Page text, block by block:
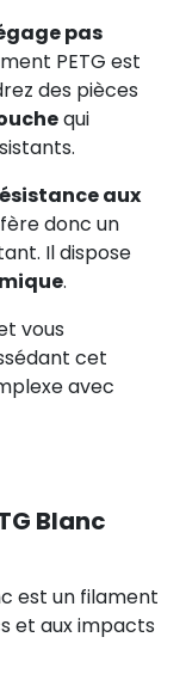
pas
PETG est
des pièces
qui
aux
donc un
Il dispose
.
vous
cet
avec
Blanc
est un filament
et aux impacts